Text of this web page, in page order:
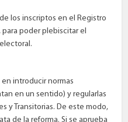
los inscriptos en el Registro
para poder plebiscitar el
introducir normas
en un sentido) y regularlas
y Transitorias. De este modo,
de la reforma. Si se aprueba